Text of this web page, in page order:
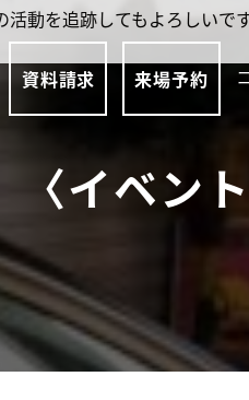
資料請求 来場予約
〈イベン
動を追跡してもよろしい